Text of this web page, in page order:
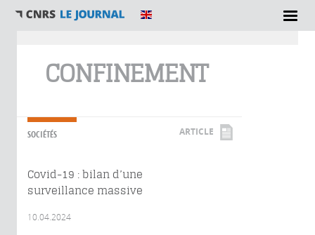
CONFINEMENT
SOCIÉTÉS ARTICLE
Covid-19 : bilan d’une
surveillance massive
10.04.2024